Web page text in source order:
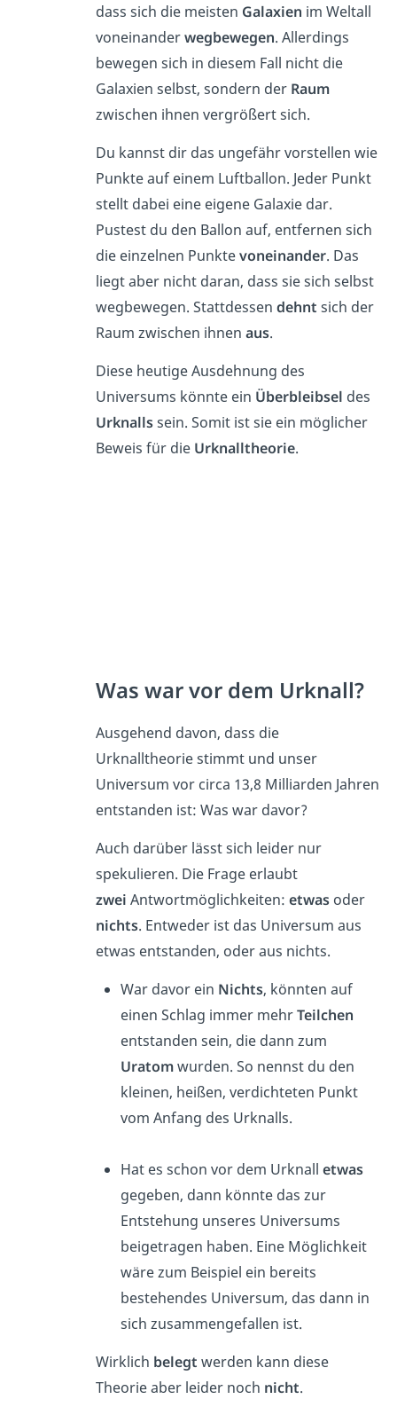
dass sich die meisten Galaxien im Weltall
voneinanderwegbewegen. Allerdings
bewegen sich in diesem Fall nicht die
Galaxien selbst, sondern der Raum
zwischen ihnen vergrößert sich.
Du kannst dir das ungefähr vorstellen wie
Punkte auf einem Luftballon. Jeder Punkt
stellt dabei eine eigene Galaxie dar.
Pustest du den Ballon auf, entfernen sich
die einzelnen Punktevoneinander. Das
liegt aber nicht daran, dass sie sich selbst
wegbewegen. Stattdessen dehnt sich der
Raum zwischen ihnen aus.
Diese heutige Ausdehnung des
Universums könnte ein Überbleibsel des
Urknallssein. Somit ist sie ein möglicher
Beweis für die Urknalltheorie.
Was war vor dem Urknall?
Ausgehend davon, dass die
Urknalltheorie stimmt und unser
Universum vor circa 13,8 Milliarden Jahren
entstanden ist: Was war davor?
Auch darüber lässt sich leider nur
spekulieren. Die Frage erlaubt
zwei Antwortmöglichkeiten: etwasoder
nichts. Entweder ist das Universum aus
etwas entstanden, oder aus nichts.
War davor ein Nichts, könnten auf
einen Schlag immer mehrTeilchen
entstanden sein, die dann zum
Uratomwurden. So nennst du den
kleinen, heißen, verdichteten Punkt
vom Anfang des Urknalls.
Hat es schon vor dem Urknall etwas
gegeben, dann könnte das zur
Entstehung unseres Universums
beigetragen haben. Eine Möglichkeit
wäre zum Beispiel ein bereits
bestehendes Universum, das dann in
sich zusammengefallen ist.
Wirklich belegt werden kann diese
Theorie aber leider noch nicht.